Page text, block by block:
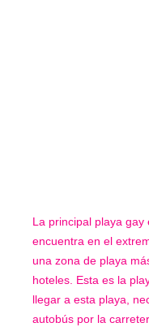
La principal playa gay
encuentra en el
una zona de playa
hoteles. Esta es la
llegar a esta playa,
autobús por la